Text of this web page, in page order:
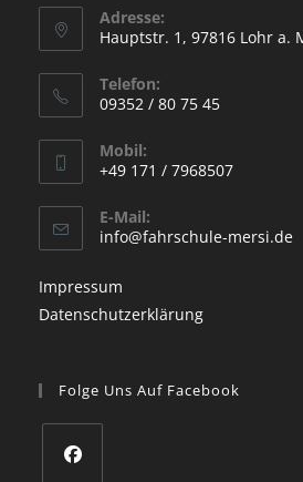
Adresse:
Hauptstr. 1, 97816 Lohr a.
in
a
new
tab
Telefon:
09352 / 80 75 45
in
your
application
Mobil:
+49 171 / 7968507
in
your
E-Mail:
info@fahrschule-mersi.de
Impressum
Datenschutzerklärung
Folge Uns Auf Facebook